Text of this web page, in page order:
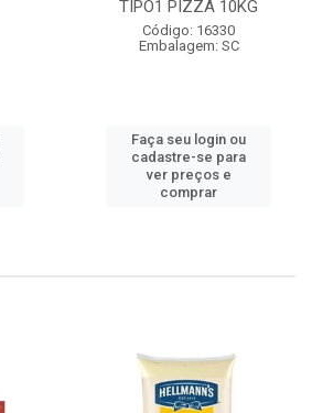
TIPO1 PIZZA 10KG
Código: 16330
Embalagem: SC
Faça seu login ou
cadastre-se para
ver preços e
comprar